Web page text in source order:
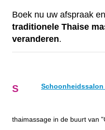
Boek nu uw afspraak
traditionele Thaise
veranderen.
S Schoonheidssalon
thaimassage in de buurt van